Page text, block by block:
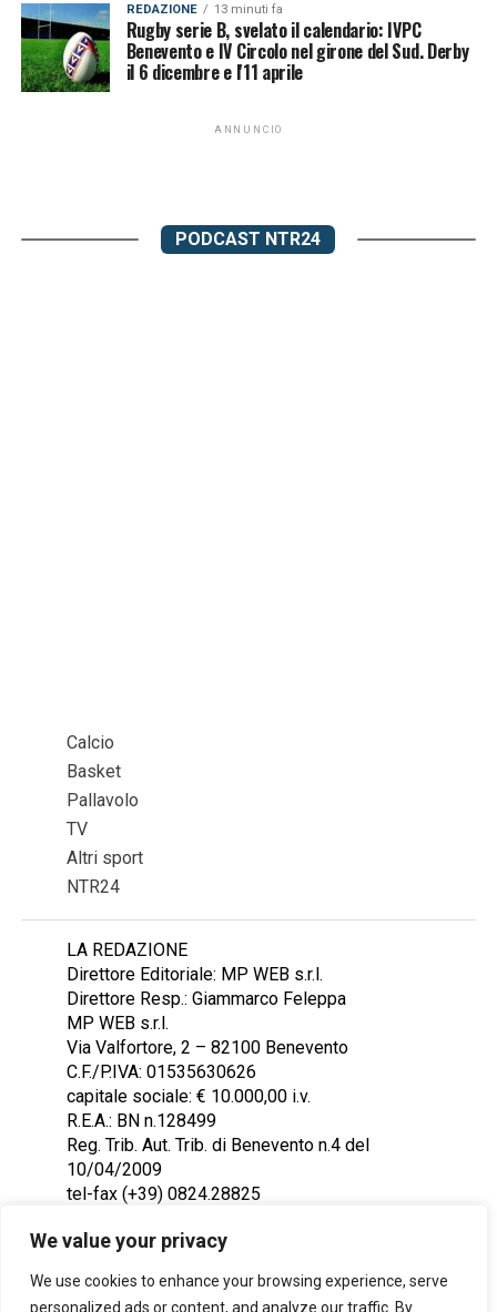
We value your privacy
We use cookies to enhance your browsing experience, serve
personalized ads or content, and analyze our traffic. By
REDAZIONE 13 minuti fa
Rugby serie B, svelato il calendario: IVPC
Benevento e IV Circolo nel girone del Sud. Derby
il 6 dicembre e l'11 aprile
ANNUNCIO
PODCAST NTR24
Calcio
Basket
Pallavolo
TV
Altri sport
NTR24
LA REDAZIONE
Direttore Editoriale: MP WEB s.r.l.
Direttore Resp.: Giammarco Feleppa
MP WEB s.r.l.
Via Valfortore, 2 – 82100 Benevento
C.F./P.IVA: 01535630626
capitale sociale: € 10.000,00 i.v.
R.E.A.: BN n.128499
Reg. Trib. Aut. Trib. di Benevento n.4 del
10/04/2009
tel-fax (+39) 0824.28825